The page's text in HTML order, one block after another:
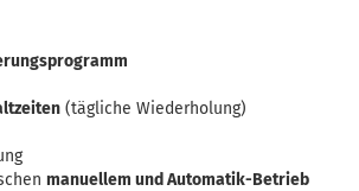
(tägliche Wiederholung)
manuellem und Automatik-Betrieb